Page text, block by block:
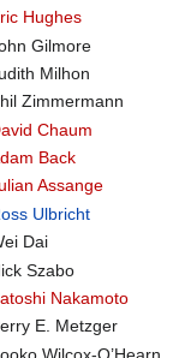
Hughes
Gilmore
Milhon
Zimmermann
Chaum
Back
Assange
Ulbricht
Dai
Szabo
Nakamoto
E. Metzger
Wilcox-O’Hearn